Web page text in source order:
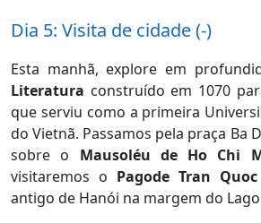
Dia 5: Visita de cidade (-)
Esta manhã, explore em
Literatura construído em 1070
que serviu como a primeira
do Vietnã. Passamos pela praça Ba
sobre o Mausoléu de Ho Chi
visitaremos o Pagode Tran Quoc
antigo de Hanói na margem do